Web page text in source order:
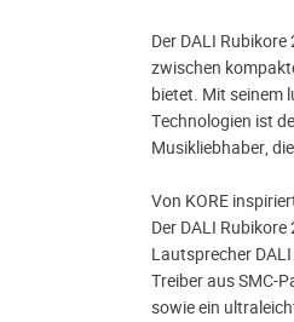
Der DALI
zwischen
bietet. Mit seinem
Technologien ist
Musikliebhaber,
Von KORE
Der DALI
Lautsprecher
Treiber aus SMC-
sowie ein